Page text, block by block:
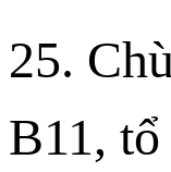
25.
B11,